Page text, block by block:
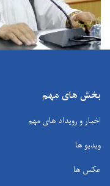
بخش های مهم
اخبار و رویداد های مهم
ویدیو ها
عکس ها